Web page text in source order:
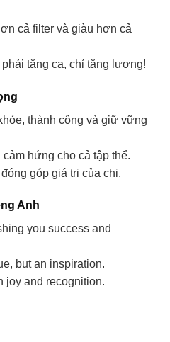
cả filter và giàu hơn cả
tăng ca, chỉ tăng lương!
thành công và giữ vững
hứng cho cả tập thể.
góp giá trị của chị.
Anh
you success and
but an inspiration.
joy and recognition.